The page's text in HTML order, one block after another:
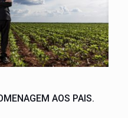
AOS PAIS.